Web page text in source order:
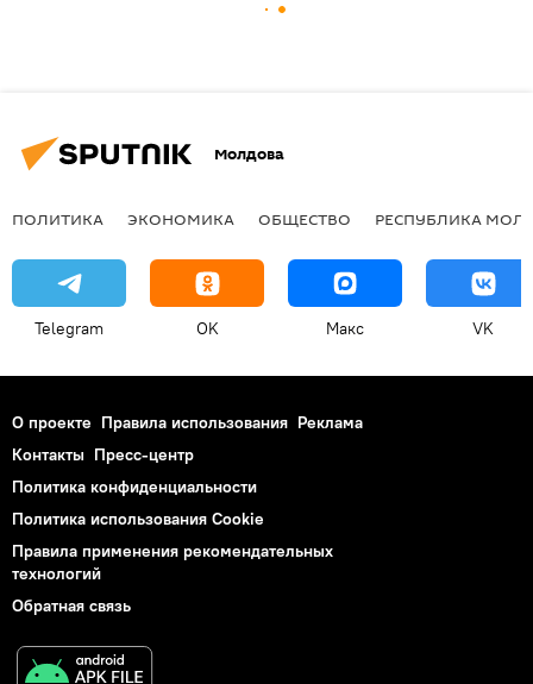
Молдова
ПОЛИТИКА ЭКОНОМИКА ОБЩЕСТВО РЕСПУБЛИКА
Telegram OK Макс VK
О проекте Правила использования Реклама
Контакты Пресс-центр
Политика конфиденциальности
Политика использования Cookie
Правила применения рекомендательных
технологий
Обратная связь